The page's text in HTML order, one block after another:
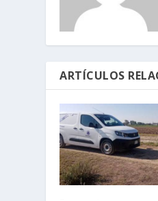
ARTÍCULOS